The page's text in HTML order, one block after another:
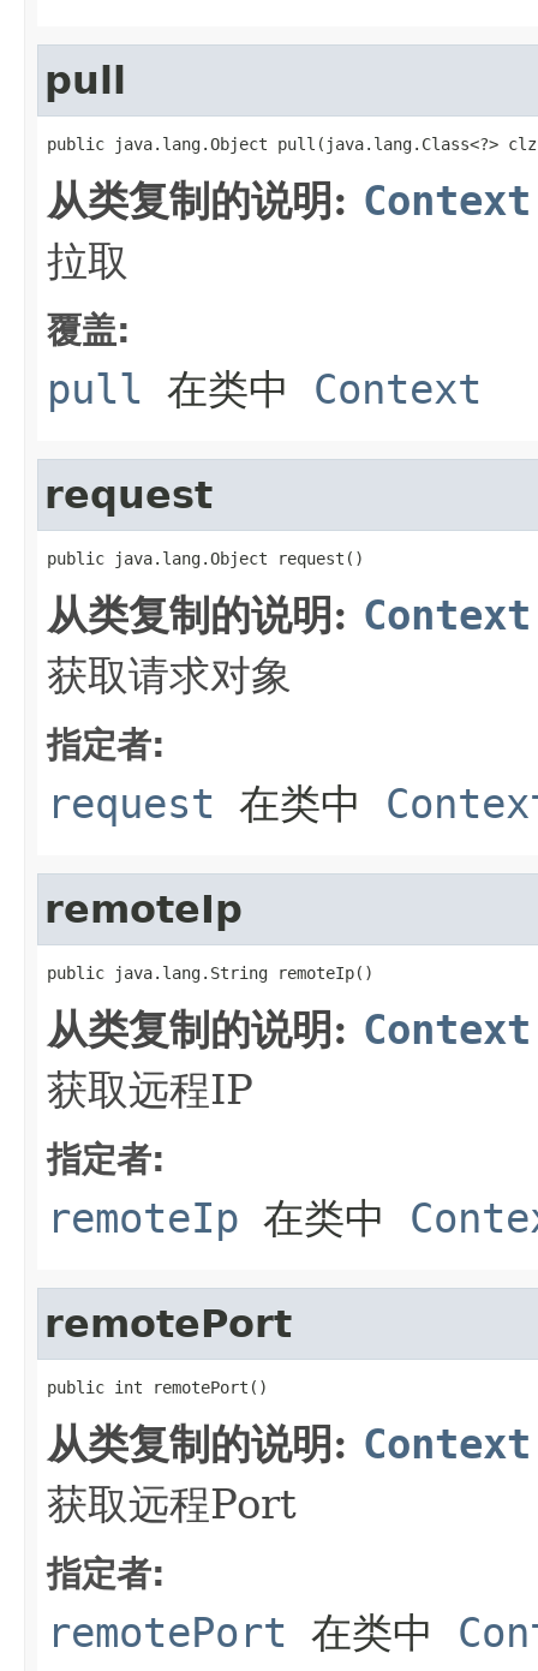
pull
public java.lang.Object pull(java.lang.Class<?>
从类复制的说明: Context
拉取
覆盖:
pull 在类中 Context
request
public java.lang.Object request()
从类复制的说明: Context
获取请求对象
指定者:
request 在类中
remoteIp
public java.lang.String remoteIp()
从类复制的说明: Context
获取远程IP
指定者:
remoteIp 在类中
remotePort
public int remotePort()
从类复制的说明: Context
获取远程Port
指定者:
remotePort 在类中